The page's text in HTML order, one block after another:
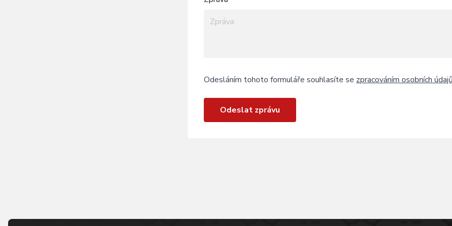
Odesláním tohoto formuláře souhlasíte se zpracováním osobních
Odeslat zprávu